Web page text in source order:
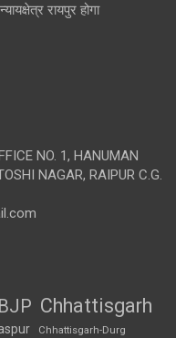
रायपुर होगा
NO. 1, HANUMAN
NAGAR, RAIPUR C.G.
BJP Chhattisgarh
Chhattisgarh-Durg